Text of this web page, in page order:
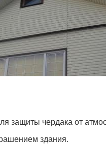
защиты чердака от
здания.